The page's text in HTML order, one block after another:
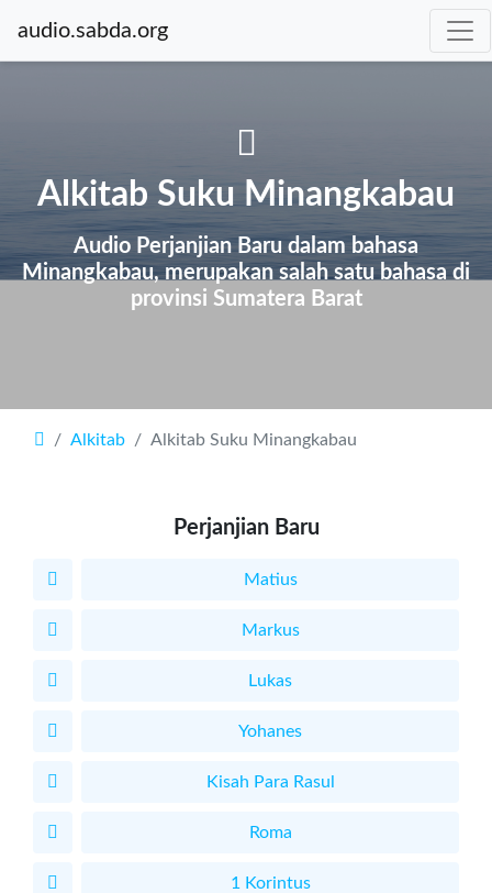
audio.sabda.org
Alkitab Suku Minangkabau
Audio Perjanjian Baru dalam bahasa
Minangkabau, merupakan salah satu bahasa di
provinsi Sumatera Barat
Alkitab Alkitab Suku Minangkabau
Perjanjian Baru
Matius
Markus
Lukas
Yohanes
Kisah Para Rasul
Roma
1 Korintus